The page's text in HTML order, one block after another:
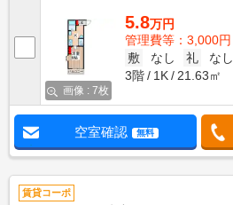
画像 : 7枚
5.8万円
管理費等：3,000円
敷
なし 礼
なし
3階
1K 21.63㎡
空室確認 無料
賃貸コーポ